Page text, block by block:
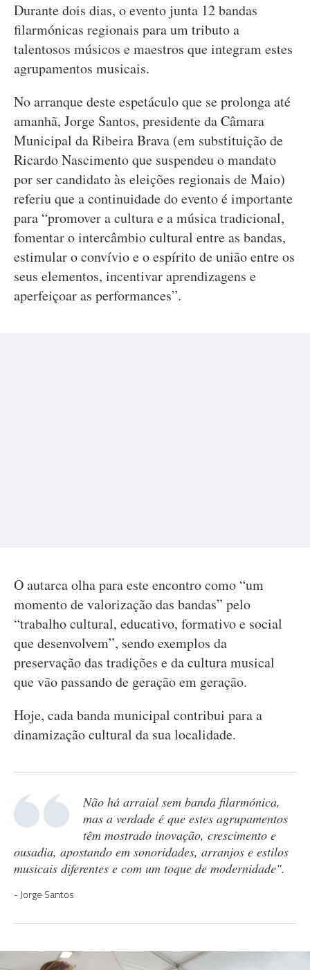
Durante dois dias, o evento junta 12 bandas
filarmónicas regionais para um tributo a
talentosos músicos e maestros que integram estes
agrupamentos musicais.
No arranque deste espetáculo que se prolonga até
amanhã, Jorge Santos, presidente da Câmara
Municipal da Ribeira Brava (em substituição de
Ricardo Nascimento que suspendeu o mandato
por ser candidato às eleições regionais de Maio)
referiu que a continuidade do evento é importante
para “promover a cultura e a música tradicional,
fomentar o intercâmbio cultural entre as bandas,
estimular o convívio e o espírito de união entre os
seus elementos, incentivar aprendizagens e
aperfeiçoar as performances”.
O autarca olha para este encontro como “um
momento de valorização das bandas” pelo
“trabalho cultural, educativo, formativo e social
que desenvolvem”, sendo exemplos da
preservação das tradições e da cultura musical
que vão passando de geração em geração.
Hoje, cada banda municipal contribui para a
dinamização cultural da sua localidade.
Não há arraial sem banda filarmónica,
mas a verdade é que estes agrupamentos
têm mostrado inovação, crescimento e
ousadia, apostando em sonoridades, arranjos e estilos
musicais diferentes e com um toque de modernidade".
Jorge Santos